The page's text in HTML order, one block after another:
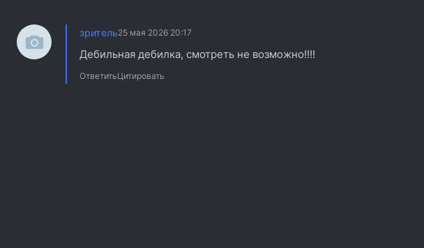
зритель25 мая 2026 20:17
Дебильная дебилка, смотреть не возможно!!!!
ОтветитьЦитировать